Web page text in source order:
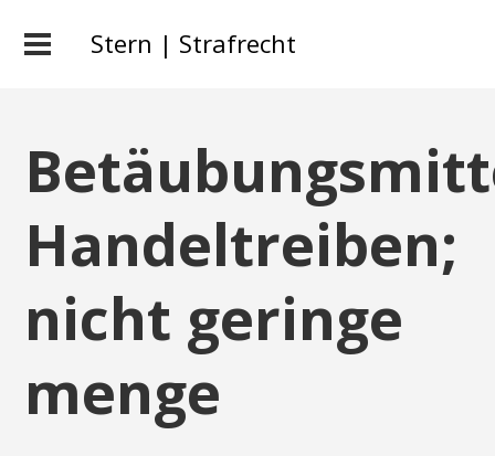
Stern | Strafrecht
Handeltreiben;
nicht geringe
menge